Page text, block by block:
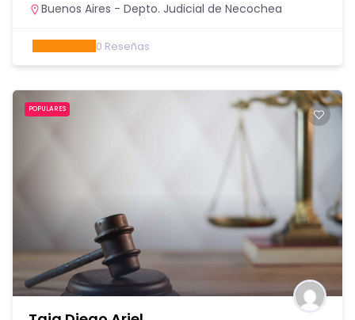
Buenos Aires - Depto. Judicial de Necochea
0 Reseñas
POPULARES